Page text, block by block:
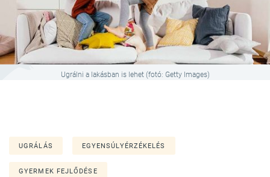
Ugrálni a lakásban is lehet (fotó: Getty Images)
UGRÁLÁS EGYENSÚLYÉRZÉKELÉS
GYERMEK FEJLŐDÉSE